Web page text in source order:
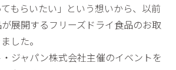
もらいたい」という想いから、以前
展開するフリーズドライ食品のお取
した。
ジャパン株式会社主催のイベントを